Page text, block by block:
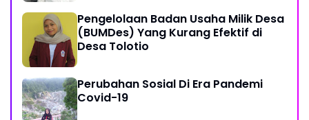
Pengelolaan Badan Usaha Milik Desa
(BUMDes) Yang Kurang Efektif di
Desa Tolotio
Perubahan Sosial Di Era Pandemi
Covid-19